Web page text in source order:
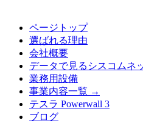
ページトップ
選ばれる理由
会社概要
データで見るシスコムネ
業務用設備
事業内容一覧 →
テスラ Powerwall 3
ブログ